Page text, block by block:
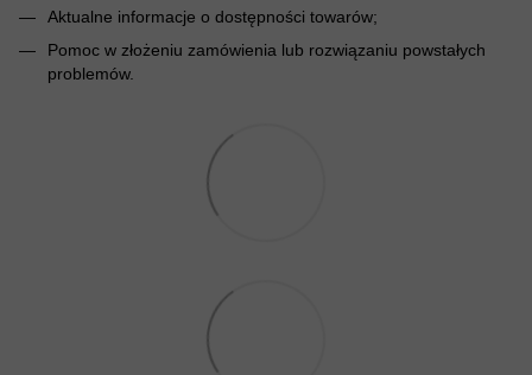
Aktualne informacje o dostępności towarów;
Pomoc w złożeniu zamówienia lub rozwiązaniu powstałych
problemów.